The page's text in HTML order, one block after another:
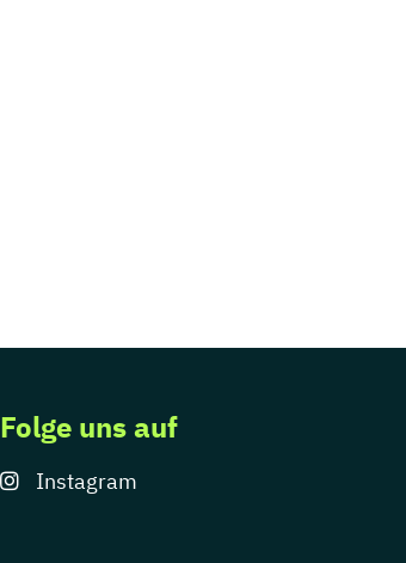
Folge uns auf
Instagram